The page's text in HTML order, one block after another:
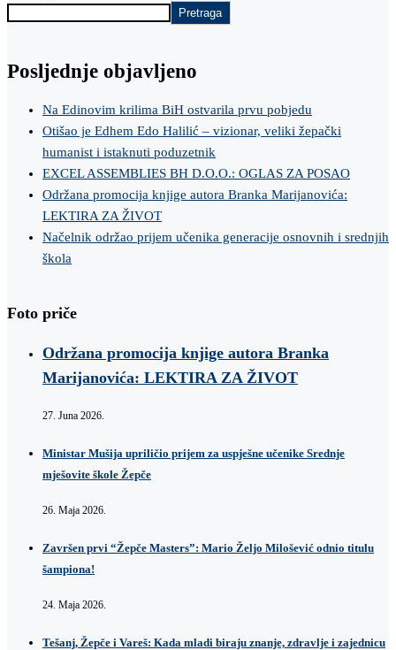
Pretraga
Posljednje objavljeno
Na Edinovim krilima BiH ostvarila prvu pobjedu
Otišao je Edhem Edo Halilić – vizionar, veliki žepački
humanist i istaknuti poduzetnik
EXCEL ASSEMBLIES BH D.O.O.: OGLAS ZA POSAO
Održana promocija knjige autora Branka Marijanovića:
LEKTIRA ZA ŽIVOT
Načelnik održao prijem učenika generacije osnovnih i srednjih
škola
Foto priče
Održana promocija knjige autora Branka
Marijanovića: LEKTIRA ZA ŽIVOT
27. Juna 2026.
Ministar Mušija upriličio prijem za uspješne učenike Srednje
mješovite škole Žepče
26. Maja 2026.
Završen prvi “Žepče Masters”: Mario Željo Milošević odnio titulu
šampiona!
24. Maja 2026.
Tešanj, Žepče i Vareš: Kada mladi biraju znanje, zdravlje i zajednicu